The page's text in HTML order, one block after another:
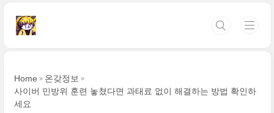
Home
온갖정보
사이버 민방위 훈련 놓쳤다면 과태료 없이 해결하는 방법 확인하
세요